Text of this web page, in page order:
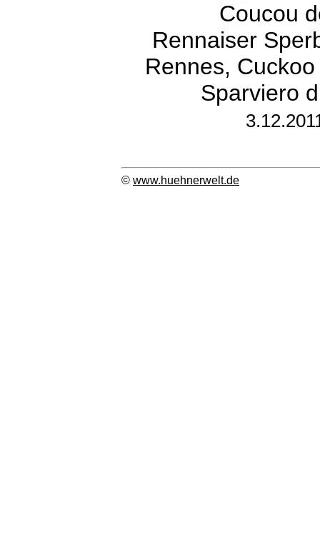
Coucou
Rennaiser
Rennes,
Sparviero
© www.huehnerwelt.de